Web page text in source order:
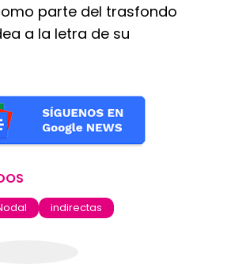
parte del trasfondo
a la letra de su
indirectas